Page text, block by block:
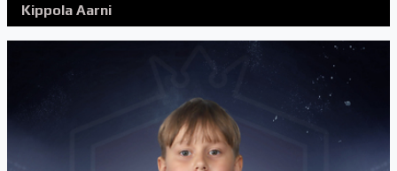
Kippola Aarni